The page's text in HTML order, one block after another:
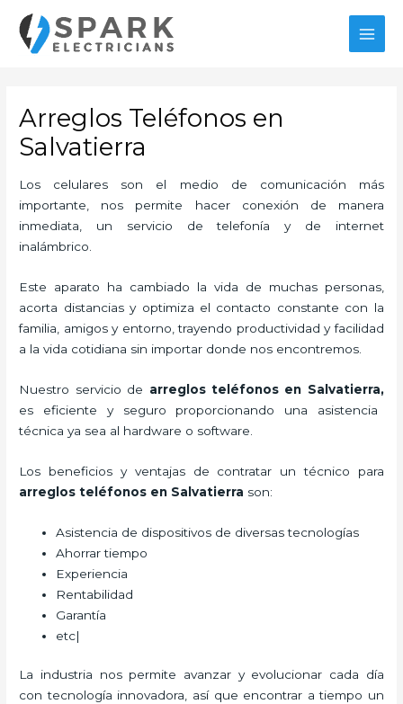
contenido
Arreglos Teléfonos en
Salvatierra
Los celulares son el medio de comunicación más
importante, nos permite hacer conexión de manera
inmediata, un servicio de telefonía y de internet
inalámbrico.
Este aparato ha cambiado la vida de muchas personas,
acorta distancias y optimiza el contacto constante con la
familia, amigos y entorno, trayendo productividad y facilidad
a la vida cotidiana sin importar donde nos encontremos.
Nuestro servicio de arreglos teléfonos en Salvatierra,
es eficiente y seguro proporcionando una asistencia
técnica ya sea al hardware o software.
Los beneficios y ventajas de contratar un técnico para
arreglos teléfonos en Salvatierra son:
Asistencia de dispositivos de diversas tecnologías
Ahorrar tiempo
Experiencia
Rentabilidad
Garantía
etc|
La industria nos permite avanzar y evolucionar cada día
con tecnología innovadora, así que encontrar a tiempo un